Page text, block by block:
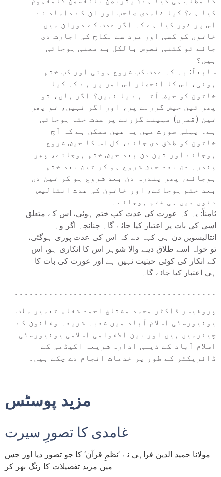
مزید پوسٹس
غامدی کا تصورِ سیرت
مولانا حمید الدین فراہی نے ’نظمِ قرآن‘ کا جو تصور دیا اور جس
میں مزید تفصیلات کا رنگ بھر کر
کیا ہے؟ کیا غامدی صاحب اور ان کے داماد نے
اس پر غور کیا ہے کہ اگر عدت کے دوران میں
خاتون کو کسی اور مرد سے نکاح کی اجازت دی
جائے تو کتنی نصوص بالکل بے معنی ہوجاتی
ہیں؟
سابعاً: یہ کہ عدت کب شروع ہوئی اور کب ختم
ہوئی، اس کا انحصار اس امر پر ہے کہ کیا
خاتون کو حیض آتا ہے یا نہیں؟ اگر ہاں، تو
پھر تین حیض گزرنے پر، اور اگر نہیں، تو پھر
تین (قمری) مہینے گزرنے پر عدت ختم ہوجاتی
ہے۔ پہلی صورت میں یہ عین ممکن ہے کہ آج
خاتون کو طلاق دی جائے، کل اس کا حیض شروع
ہوجائے اور تین دن بعد حیض ختم ہوجائے، پھر
پندرہ دن بعد حیض شروع ہو کر تین بعد ختم
ہوجائے، پھر پندرہ دن بعد شروع ہو کر تین دن
بعد ختم ہوجائے، اور خاتون کی عدت انتالیس
دنوں میں ہی ختم ہوجائے۔
ثامناً: یہ کہ عورت کی عدت کب ختم ہوئی، اس کے متعلق
اسی کی بات پر اعتبار کیا جائے گا۔ چنانچہ اگر وہ
انتالیسویں دن ہی کہہ دے کہ اس کی عدت پوری ہوگئی،
تو خواہ اسے طلاق دینے والا شوہر اس کا انکاری ہو، اس
کے انکار کی کوئی حیثیت نہیں ہے اور عورت کی بات کا
ہی اعتبار کیا جائے گا۔
پروفیسر ڈاکٹر محمد مشتاق احمد شفاء تعمیر ملت
یونیورسٹی اسلام آباد میں شعبہ شریعہ وقانون کے
چیئرمین ہیں اور بین الاقوامی اسلامی یونیورسٹی
اسلام آباد کے ذیلی ادارہ شریعہ اکیڈمی کے
ڈائریکٹر کے طور پر خدمات انجام دے چکے ہیں۔